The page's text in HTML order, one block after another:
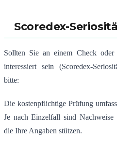
Scoredex-
Sollten Sie an einem Check oder
interessiert sein (Scoredex-
bitte:
Die kostenpflichtige Prüfung
Je nach Einzelfall sind Nachweise
die Ihre Angaben stützen.